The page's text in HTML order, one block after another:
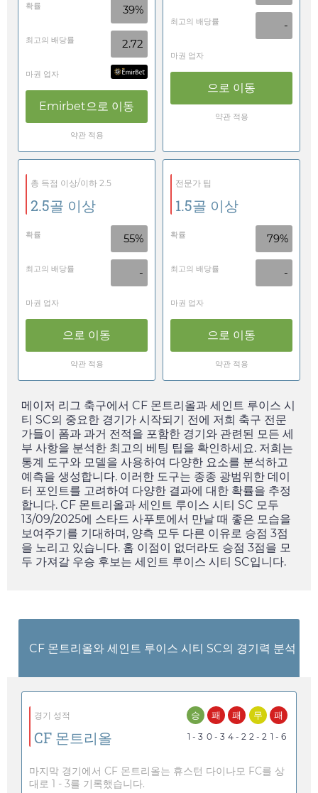
확률 39%
최고의 배당률 2.72
마권 업자
Emirbet으로 이동
약관 적용
최고의 배당률 -
마권 업자
으로 이동
약관 적용
총 득점 이상/이하 2.5
2.5골 이상
확률 55%
최고의 배당률 -
마권 업자
으로 이동
약관 적용
전문가 팁
1.5골 이상
확률 79%
최고의 배당률 -
마권 업자
으로 이동
약관 적용
메이저 리그 축구에서 CF 몬트리올과 세인트 루이스 시
티 SC의 중요한 경기가 시작되기 전에 저희 축구 전문
가들이 폼과 과거 전적을 포함한 경기와 관련된 모든 세
부 사항을 분석한 최고의 베팅 팁을 확인하세요. 저희는
통계 도구와 모델을 사용하여 다양한 요소를 분석하고
예측을 생성합니다. 이러한 도구는 종종 광범위한 데이
터 포인트를 고려하여 다양한 결과에 대한 확률을 추정
합니다. CF 몬트리올과 세인트 루이스 시티 SC 모두
13/09/2025에 스타드 사푸토에서 만날 때 좋은 모습을
보여주기를 기대하며, 양측 모두 다른 이유로 승점 3점
을 노리고 있습니다. 홈 이점이 없더라도 승점 3점을 모
두 가져갈 우승 후보는 세인트 루이스 시티 SC입니다.
CF 몬트리올와 세인트 루이스 시티 SC의 경기력 분석
경기 성적
CF 몬트리올
승
1 - 3
패
0 - 3
패
4 - 2
무
2 - 2
패
1 - 6
마지막 경기에서 CF 몬트리올는 휴스턴 다이나모 FC를 상
대로 1 - 3를 기록했습니다.